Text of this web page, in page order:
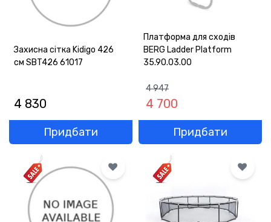
Захисна сітка Kidigo 426
см SBT426 61017
4 830
Придбати
Платформа для сходів
BERG Ladder Platform
35.90.03.00
4 947
4 700
Придбати